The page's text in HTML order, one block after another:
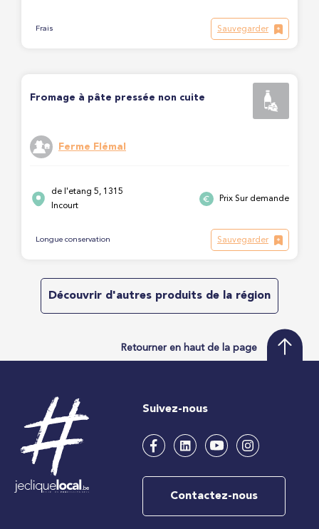
Frais Sauvegarder
Fromage à pâte pressée non cuite
Ferme Flémal
de l'etang 5, 1315
Incourt
Prix Sur demande
Longue conservation Sauvegarder
Découvrir d'autres produits de la région
Retourner en haut de la page
Suivez-nous
Contactez-nous